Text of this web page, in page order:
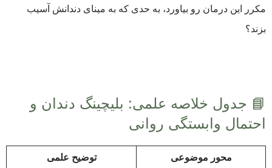
مکرر این درمان رو بیاورد، به حدی که به مینای دندانش آسیب
بزند؟
📘 جدول خلاصه علمی: بلیچینگ دندان و
احتمال وابستگی روانی
محور موضوعی توضیح علمی